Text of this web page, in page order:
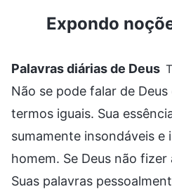
Expondo
Palavras diárias de Deus
Não se pode falar de
termos iguais. Sua
sumamente insondáveis e
homem. Se Deus não fizer
Suas palavras